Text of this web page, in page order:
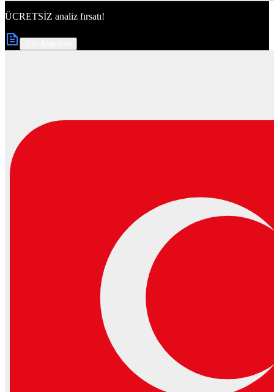
ÜCRETSİZ analiz fırsatı!